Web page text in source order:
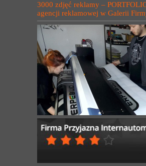
3000 zdjęć reklamy –
agencji reklamowej w Galerii